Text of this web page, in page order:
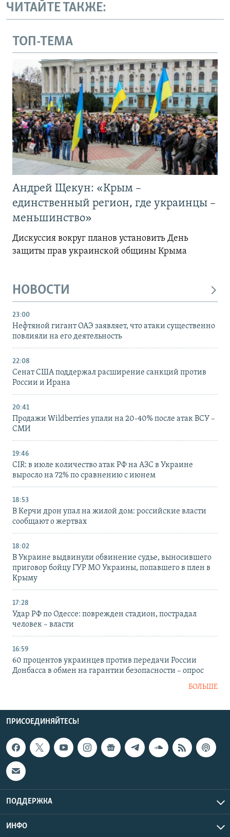
ЧИТАЙТЕ ТАКЖЕ:
ТОП-ТЕМА
Андрей Щекун: «Крым –
единственный регион, где украинцы –
меньшинство»
Дискуссия вокруг планов установить День
защиты прав украинской общины Крыма
НОВОСТИ
23:00
Нефтяной гигант ОАЭ заявляет, что атаки существенно
повлияли на его деятельность
22:08
Сенат США поддержал расширение санкций против
России и Ирана
20:41
Продажи Wildberries упали на 20-40% после атак ВСУ –
СМИ
19:46
CIR: в июле количество атак РФ на АЗС в Украине
выросло на 72% по сравнению с июнем
18:53
В Керчи дрон упал на жилой дом: российские власти
сообщают о жертвах
18:02
В Украине выдвинули обвинение судье, выносившего
приговор бойцу ГУР МО Украины, попавшего в плен в
Крыму
17:28
Удар РФ по Одессе: поврежден стадион, пострадал
человек – власти
16:59
60 процентов украинцев против передачи России
Донбасса в обмен на гарантии безопасности – опрос
БОЛЬШЕ
ПРИСОЕДИНЯЙТЕСЬ!
ПОДДЕРЖКА
ИНФО